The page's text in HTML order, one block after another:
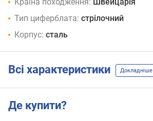
Країна походження: Швейцарія
Тип циферблата: стрілочний
Корпус: сталь
Всі характеристики Докладніше
Де купити?